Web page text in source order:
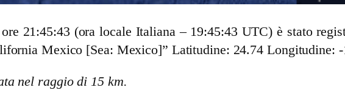
21:45:43 (ora locale Italiana – 19:45:43 UTC) è stato
Mexico [Sea: Mexico]” Latitudine: 24.74 Longitudine: -
nel raggio di 15 km.